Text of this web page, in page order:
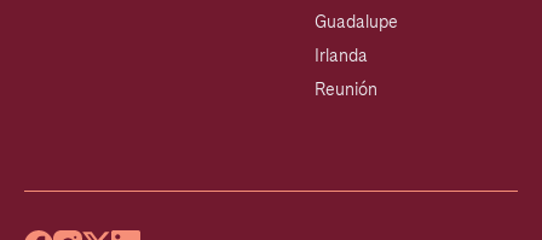
Guadalupe
Irlanda
Reunión